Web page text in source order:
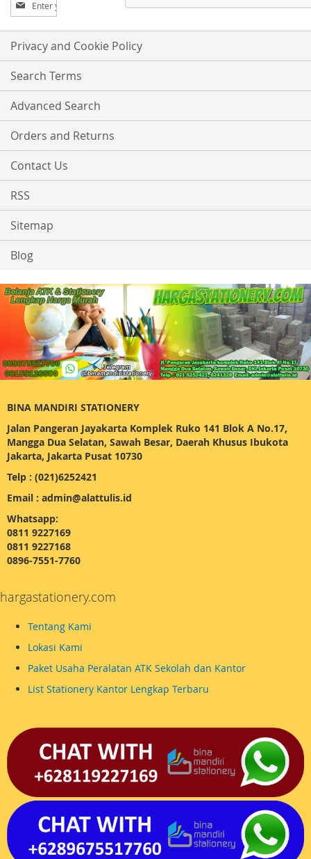
Up
for
Our
Newsletter:
Privacy and Cookie Policy
Search Terms
Advanced Search
Orders and Returns
Contact Us
RSS
Sitemap
Blog
BINA MANDIRI STATIONERY
Jalan Pangeran Jayakarta Komplek Ruko 141 Blok A No.17,
Mangga Dua Selatan, Sawah Besar, Daerah Khusus Ibukota
Jakarta, Jakarta Pusat 10730
Telp : (021)6252421
Email : admin@alattulis.id
Whatsapp:
0811 9227169
0811 9227168
0896-7551-7760
hargastationery.com
Tentang Kami
Lokasi Kami
Paket Usaha Peralatan ATK Sekolah dan Kantor
List Stationery Kantor Lengkap Terbaru